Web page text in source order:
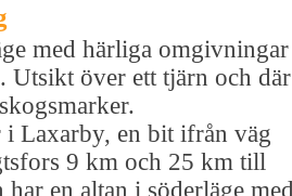
med härliga omgivningar
Utsikt över ett tjärn och där
i Laxarby, en bit ifrån väg
9 km och 25 km till
har en altan i söderläge